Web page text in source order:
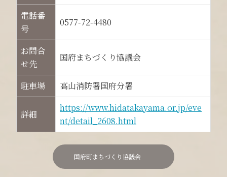
電話番
号
0577-72-4480
お問合
せ先
国府まちづくり協議会
駐車場 高山消防署国府分署
詳細
https://www.hidatakayama.or.jp/eve
nt/detail_2608.html
国府町まちづくり協議会